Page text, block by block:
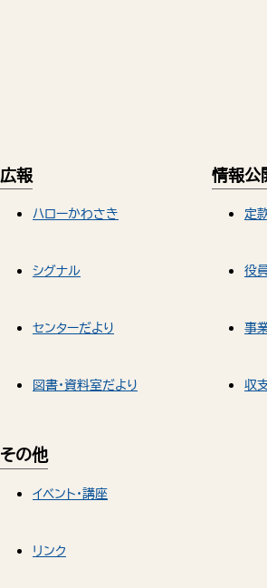
広報
ハローかわさき
シグナル
センターだより
図書・資料室だより
情報公
定
役
事
収
その他
イベント・講座
リンク